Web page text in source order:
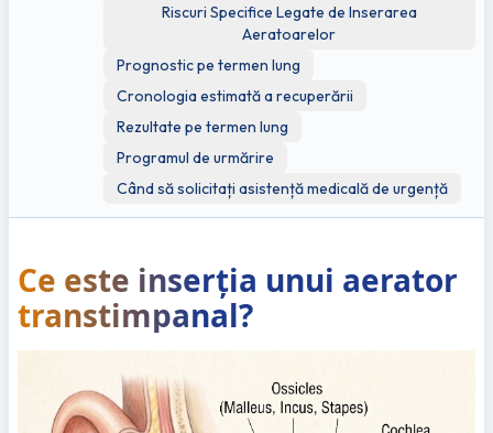
Riscuri Specifice Legate de Inserarea
Aeratoarelor
Prognostic pe termen lung
Cronologia estimată a recuperării
Rezultate pe termen lung
Programul de urmărire
Când să solicitați asistență medicală de urgență
Ce este inserția unui aerator
transtimpanal?